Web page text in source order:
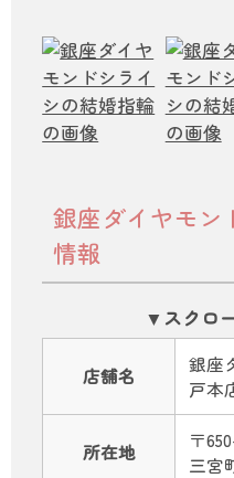
銀座ダイヤモン
情報
店舗名
銀座
戸本
所在地
〒
三宮